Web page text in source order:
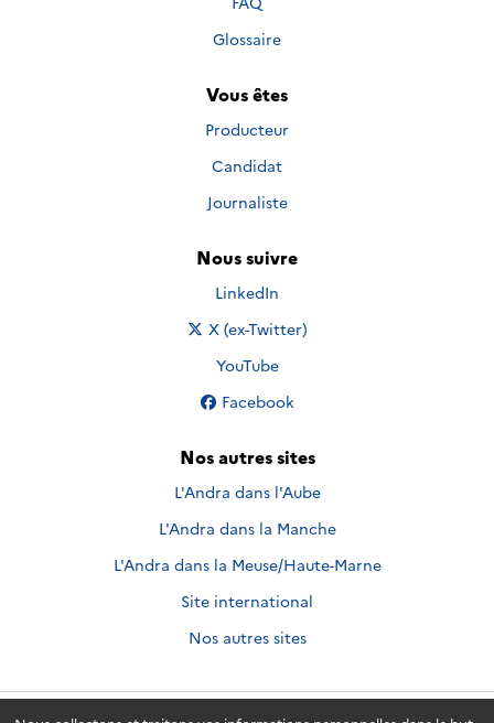
Glossaire
Vous êtes
Producteur
Candidat
Journaliste
Nous suivre
Nous suivre sur
LinkedIn
Nous suivre sur
X (ex-Twitter)
Nous suivre sur
YouTube
Nous suivre sur
Facebook
Nos autres sites
L'Andra dans l'Aube
L'Andra dans la Manche
L'Andra dans la Meuse/Haute-Marne
Site international
Nos autres sites